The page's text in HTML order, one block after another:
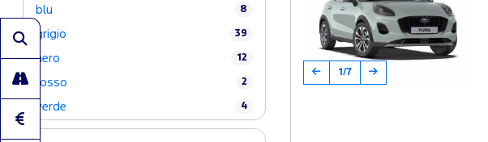
blu 8
grigio 39
nero 12
rosso 2
verde 4
1/7